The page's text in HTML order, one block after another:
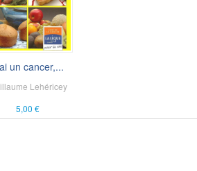
un cancer,...
Lehéricey
5,00 €